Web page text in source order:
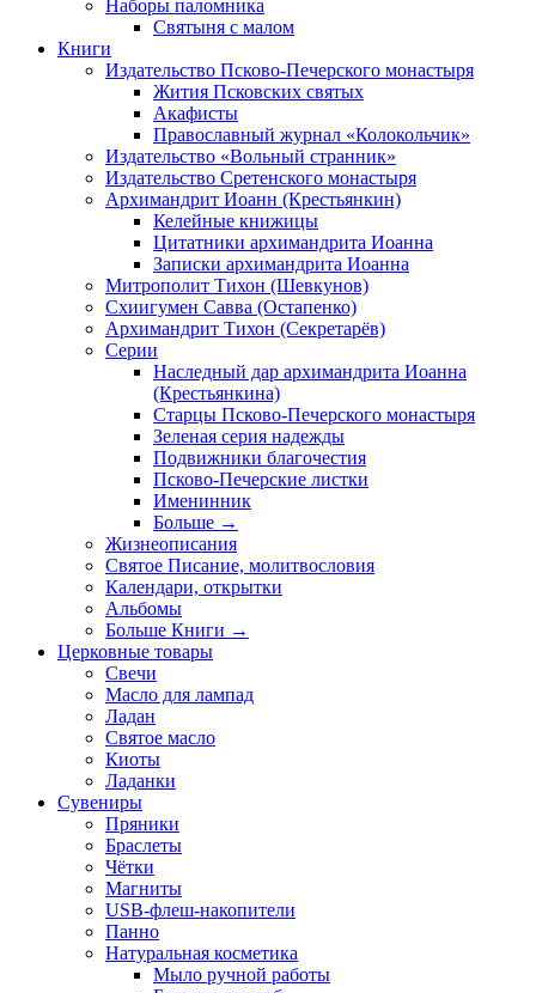
Наборы паломника
Святыня с малом
Книги
Издательство Псково-Печерского монастыря
Жития Псковских святых
Акафисты
Православный журнал «Колокольчик»
Издательство «Вольный странник»
Издательство Сретенского монастыря
Архимандрит Иоанн (Крестьянкин)
Келейные книжицы
Цитатники архимандрита Иоанна
Записки архимандрита Иоанна
Митрополит Тихон (Шевкунов)
Схиигумен Савва (Остапенко)
Архимандрит Тихон (Секретарёв)
Серии
Наследный дар архимандрита Иоанна
(Крестьянкина)
Старцы Псково-Печерского монастыря
Зеленая серия надежды
Подвижники благочестия
Псково-Печерские листки
Именинник
Больше →
Жизнеописания
Святое Писание, молитвословия
Календари, открытки
Альбомы
Больше Книги →
Церковные товары
Свечи
Масло для лампад
Ладан
Святое масло
Киоты
Ладанки
Сувениры
Пряники
Браслеты
Чётки
Магниты
USB-флеш-накопители
Панно
Натуральная косметика
Мыло ручной работы